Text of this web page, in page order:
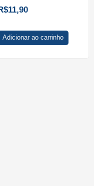
11,90
Adicionar ao carrinho